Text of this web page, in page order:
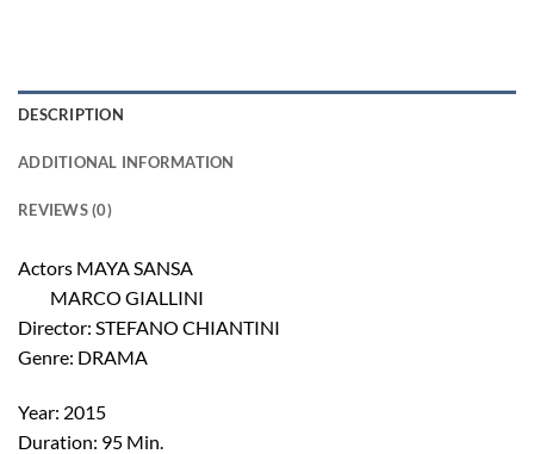
DESCRIPTION
ADDITIONAL INFORMATION
REVIEWS (0)
Actors MAYA SANSA
MARCO GIALLINI
Director: STEFANO CHIANTINI
Genre: DRAMA
Year: 2015
Duration: 95 Min.